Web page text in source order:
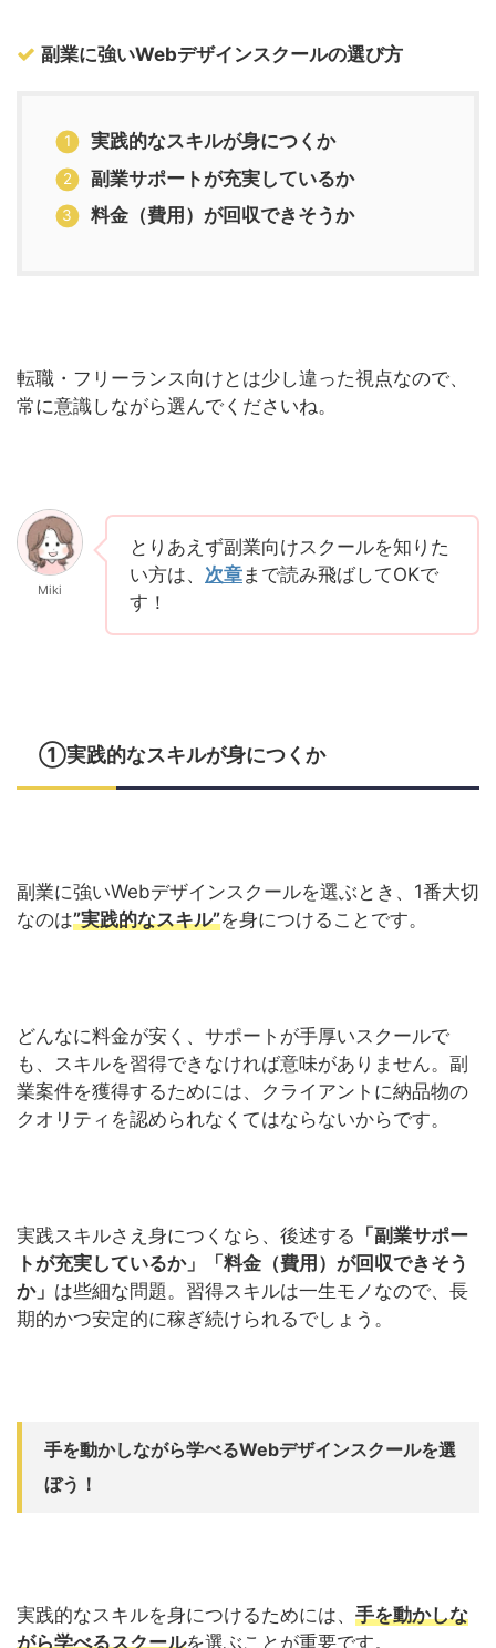
副業に強いWebデザインスクールの選び方
実践的なスキルが身につくか
副業サポートが充実しているか
料金（費用）が回収できそうか
転職・フリーランス向けとは少し違った視点なので、
常に意識しながら選んでくださいね。
Miki
とりあえず副業向けスクールを知りた
い方は、 次章まで読み飛ばしてOKで
す！
①実践的なスキルが身につくか
副業に強いWebデザインスクールを選ぶとき、1番大切
なのは”実践的なスキル”を身につけることです。
どんなに料金が安く、サポートが手厚いスクールで
も、スキルを習得できなければ意味がありません。副
業案件を獲得するためには、クライアントに納品物の
クオリティを認められなくてはならないからです。
実践スキルさえ身につくなら、後述する 「副業サポー
トが充実しているか」「料金（費用）が回収できそう
か」 は些細な問題。習得スキルは一生モノなので、長
期的かつ安定的に稼ぎ続けられるでしょう。
手を動かしながら学べるWebデザインスクールを選
ぼう！
実践的なスキルを身につけるためには、 手を動かしな
がら学べるスクールを選ぶことが重要です。